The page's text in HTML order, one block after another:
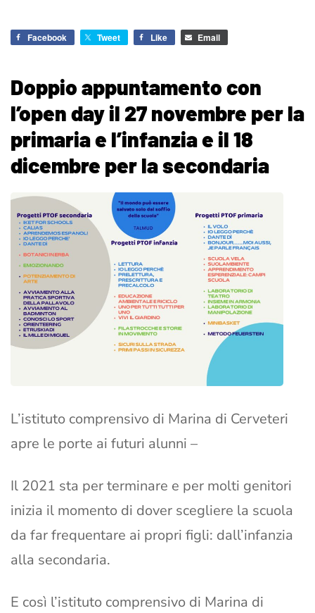
Facebook Tweet Like Email
Doppio appuntamento con
l’open day il 27 novembre per la
primaria e l’infanzia e il 18
dicembre per la secondaria
L’istituto comprensivo di Marina di Cerveteri
apre le porte ai futuri alunni –
Il 2021 sta per terminare e per molti genitori
inizia il momento di dover scegliere la scuola
da far frequentare ai propri figli: dall’infanzia
alla secondaria.
E così l’istituto comprensivo di Marina di